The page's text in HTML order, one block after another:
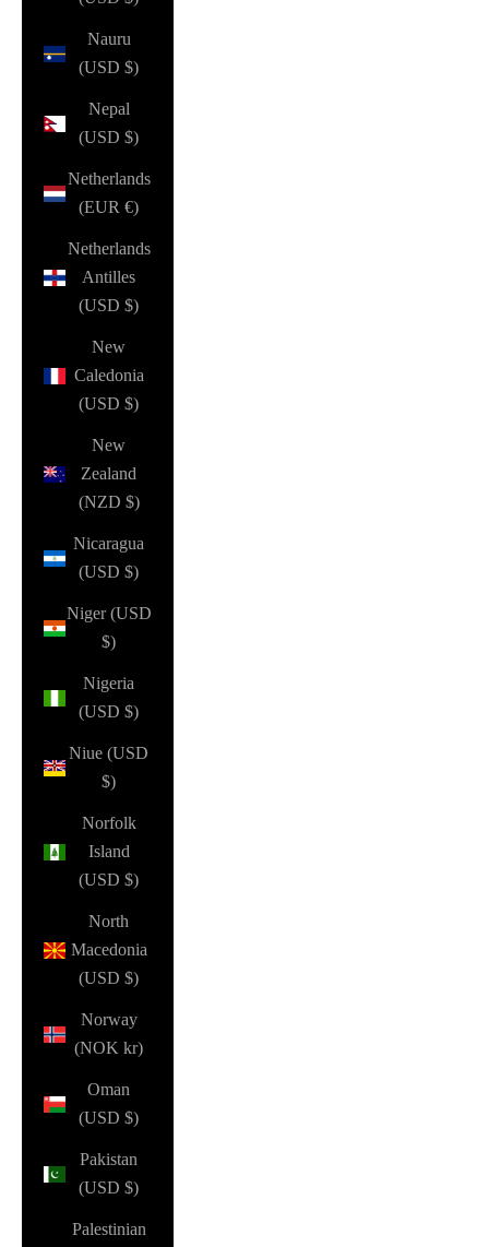
Nauru
(USD $)
Nepal
(USD $)
Netherlands
(EUR €)
Netherlands
Antilles
(USD $)
New
Caledonia
(USD $)
New
Zealand
(NZD $)
Nicaragua
(USD $)
Niger (USD
$)
Nigeria
(USD $)
Niue (USD
$)
Norfolk
Island
(USD $)
North
Macedonia
(USD $)
Norway
(NOK kr)
Oman
(USD $)
Pakistan
(USD $)
Palestinian